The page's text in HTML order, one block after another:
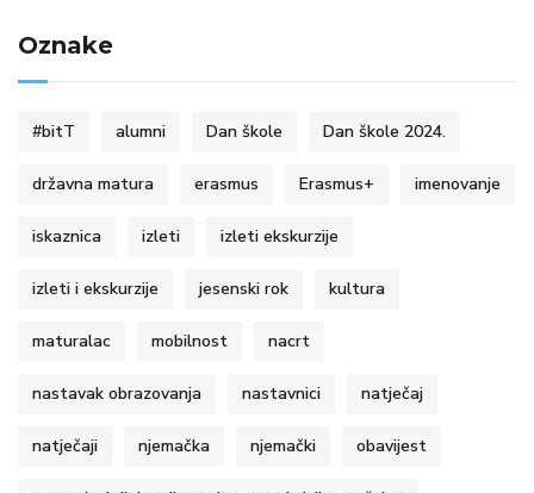
Oznake
#bitT alumni Dan škole Dan škole 2024.
državna matura erasmus Erasmus+ imenovanje
iskaznica izleti izleti ekskurzije
izleti i ekskurzije jesenski rok kultura
maturalac mobilnost nacrt
nastavak obrazovanja nastavnici natječaj
natječaji njemačka njemački obavijest